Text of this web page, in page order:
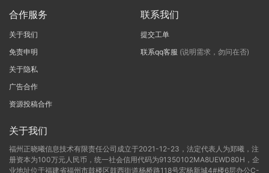
合作服务
关于我们
免责申明
关于隐私
广告合作
资源投稿合作
联系我们
提交工单
联系qq客服 (说明需求，勿问在否)
关于我们
福州正晓曦信息技术有限责任公司成立于2021-12-23，法定代表人为郑曦，注
册资本为100万元人民币，统一社会信用代码为91350102MA8UEWD80H，企
业地址位于福建省福州市鼓楼区鼓西街道杨桥路118号宏杨新城4#楼6层办公C-